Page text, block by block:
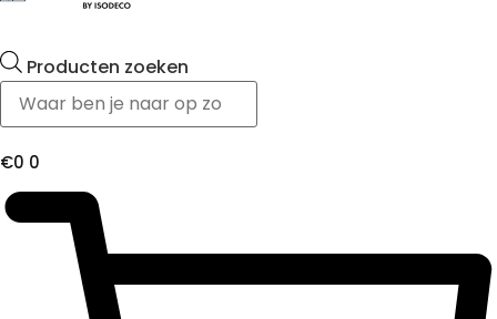
Producten zoeken
€0 0